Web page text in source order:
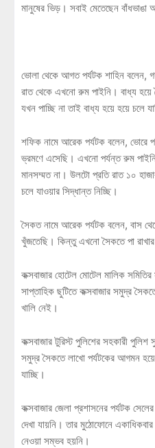
মানুষের ভিড়। সবাই মেতেছেন বাঁধভাঙা
ভোলা থেকে আগত পর্যটক শাহিন বলেন,
রাত থেকে এখনো রুম পাইনি। বাধ্য হয়ে
যখন পাচ্ছি না তাই বাধ্য হয়ে হয়ে চলে
শফিক নামে আরেক পর্যটক বলেন, ভোরে
ভ্রমণে এসেছি। এখনো পর্যন্ত রুম
মানসম্মত না। উলটো প্রতি রাত ১০
চলে যাওয়ার সিদ্ধান্ত নিচ্ছি।
সৈকত নামে আরেক পর্যটক বলেন, বাস
খুঁজতেছি। কিন্তু এখনো সৈকতে পা
কক্সবাজার হোটেল মোটেল মালিক
সাপ্তাহিক ছুটিতে কক্সবাজার সমুদ্র
খালি নেই।
কক্সবাজার টুরিস্ট পুলিশের সহকারী
সমুদ্র সৈকতে লাখো পর্যটকের আগমন
যাচ্ছি।
কক্সবাজার জেলা প্রশাসনের পর্যটক সেলের
দেখা যায়নি। তার মুঠোফোনে
নেওয়া সম্ভব হয়নি।